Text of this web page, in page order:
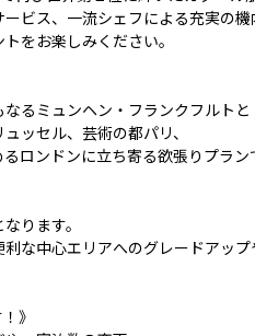
ビス、一流シェフによる充実の機
をお楽しみください。
るミュンヘン・フランクフルトと
ッセル、芸術の都パリ、
ロンドンに立ち寄る欲張りプラン
ります。
な中心エリアへのグレードアップ
》